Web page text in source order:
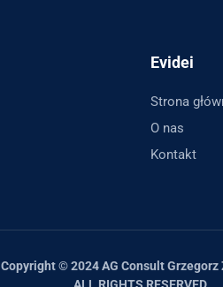
Evidei
Strona
O nas
Kontakt
Copyright © 2024 AG Consult Grzegorz